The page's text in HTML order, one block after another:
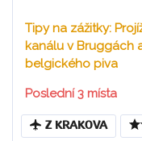
Tipy na zážitky:
kanálu v Bruggách
belgického piva
Poslední 3 místa
Z KRAKOVA